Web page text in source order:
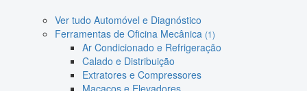
Ver tudo Automóvel e Diagnóstico
Ferramentas de Oficina Mecânica (1)
Ar Condicionado e Refrigeração
Calado e Distribuição
Extratores e Compressores
Macacos e Elevadores